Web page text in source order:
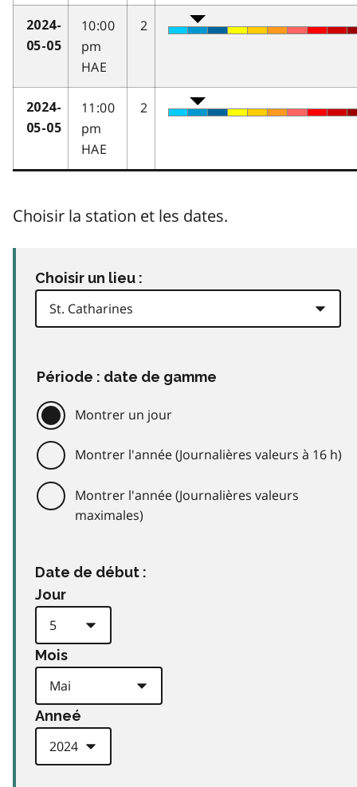
2024-
05-05
10:00
pm
HAE
2
2024-
05-05
11:00
pm
HAE
2
Choisir la station et les dates.
Choisir un lieu :
Période : date de gamme
Montrer un jour
Montrer l'année (Journalières valeurs à 16 h)
Montrer l'année (Journalières valeurs
maximales)
Date de début :
Jour
Mois
Anneé